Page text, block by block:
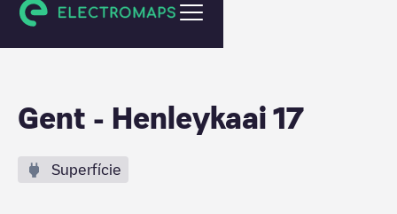
Gent
Gent - Henleykaai 17
Superfície